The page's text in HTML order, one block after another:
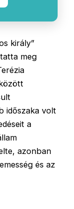
király”
meg
időszaka volt
a
azonban
és az